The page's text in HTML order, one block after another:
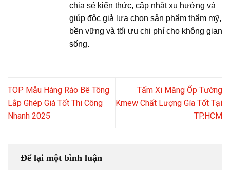
chia sẻ kiến thức, cập nhật xu hướng và
giúp độc giả lựa chọn sản phẩm thẩm mỹ,
bền vững và tối ưu chi phí cho không gian
sống.
TOP Mẫu Hàng Rào Bê Tông
Lắp Ghép Giá Tốt Thi Công
Nhanh 2025
Tấm Xi Măng Ốp Tường
Kmew Chất Lượng Gía Tốt Tại
TP.HCM
Để lại một bình luận